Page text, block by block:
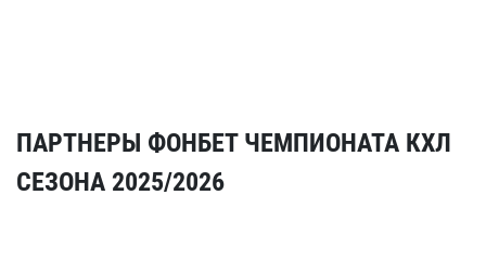
ПАРТНЕРЫ ФОНБЕТ ЧЕМПИОНАТА КХЛ
СЕЗОНА 2025/2026